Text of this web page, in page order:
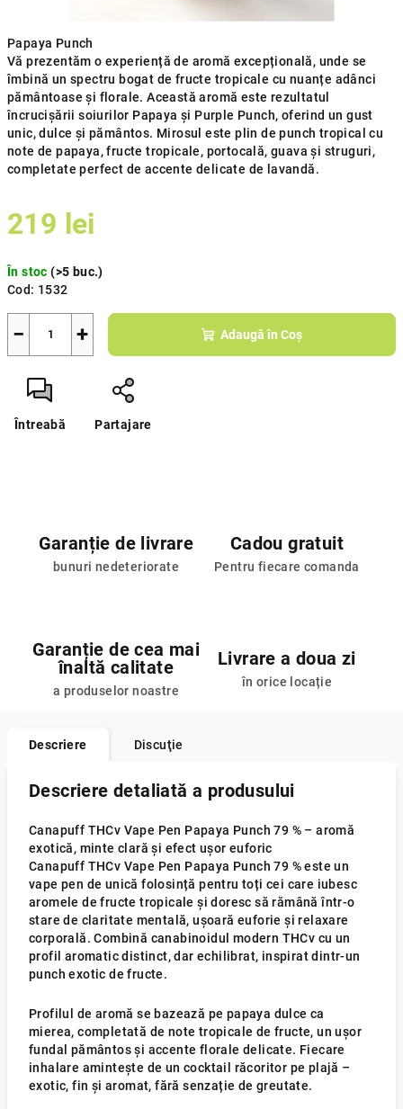
Papaya Punch
Vă prezentăm o experiență de aromă excepțională, unde se
îmbină un spectru bogat de fructe tropicale cu nuanțe adânci
pământoase și florale. Această aromă este rezultatul
încrucișării soiurilor Papaya și Purple Punch, oferind un gust
unic, dulce și pământos. Mirosul este plin de punch tropical cu
note de papaya, fructe tropicale, portocală, guava și struguri,
completate perfect de accente delicate de lavandă.
219 lei
preţ:
În stoc(>5 buc.)
Cod: 1532
+
− Adaugă în Coş
Întreabă Partajare
Garanție de livrare
bunuri nedeteriorate
Cadou gratuit
Pentru fiecare comanda
Garanție de cea mai
înaltă calitate
a produselor noastre
Livrare a doua zi
în orice locație
Descriere Discuţie
Descriere detaliată a produsului
Canapuff THCv Vape Pen Papaya Punch 79 % – aromă
exotică, minte clară și efect ușor euforic
Canapuff THCv Vape Pen Papaya Punch 79 % este un
vape pen de unică folosință pentru toți cei care iubesc
aromele de fructe tropicale și doresc să rămână într-o
stare de claritate mentală, ușoară euforie și relaxare
corporală. Combină canabinoidul modern THCv cu un
profil aromatic distinct, dar echilibrat, inspirat dintr-un
punch exotic de fructe.
Profilul de aromă se bazează pe papaya dulce ca
mierea, completată de note tropicale de fructe, un ușor
fundal pământos și accente florale delicate. Fiecare
inhalare amintește de un cocktail răcoritor pe plajă –
exotic, fin și aromat, fără senzație de greutate.